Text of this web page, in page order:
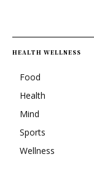
HEALTH WELLNESS
Food
Health
Mind
Sports
Wellness